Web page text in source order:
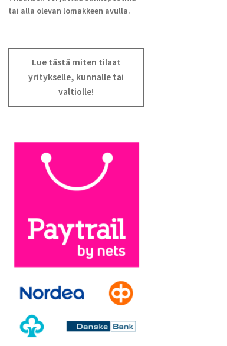
tai alla olevan lomakkeen avulla.
Lue tästä miten tilaat
yritykselle, kunnalle tai
valtiolle!